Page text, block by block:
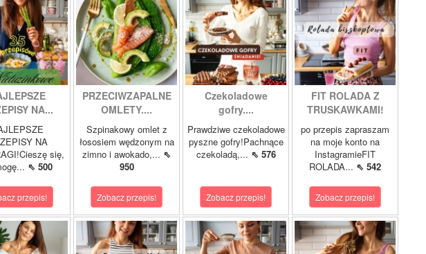
NA...
NA
się,
⇖ 500
przepis!
PRZECIWZAPALNE
OMLETY....
Szpinakowy omlet z
łososiem wędzonym na
zimno i awokado,... ⇖
950
Zobacz przepis!
Czekoladowe
gofry....
Prawdziwe czekoladowe
pyszne gofry!Pachnące
czekoladą,... ⇖ 576
Zobacz przepis!
FIT ROLADA Z
TRUSKAWKAMI!
po przepis zapraszam
na moje konto na
InstagramieFIT
ROLADA... ⇖ 542
Zobacz przepis!